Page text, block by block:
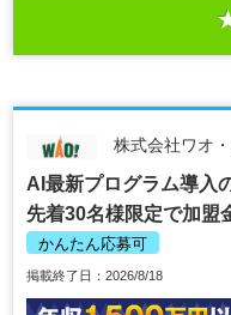
株式会社ワオ
AI最新プログラム導入
先着30名様限定で加
かんたん応募可
掲載終了日：2026/8/18